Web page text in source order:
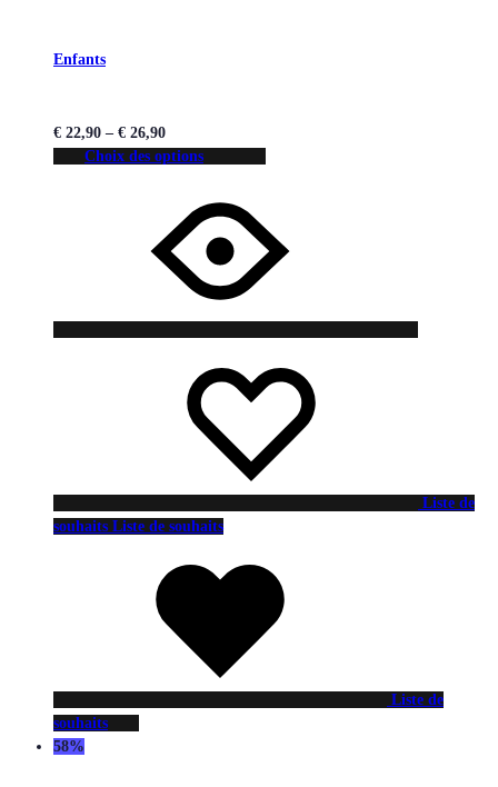
Enfants
€ 22,90 – € 26,90
Choix des options
Liste de
souhaits Liste de souhaits
Liste de
souhaits
58%